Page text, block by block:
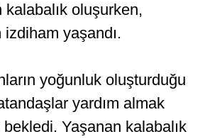
oluşurken,
yaşandı.
yoğunluk oluşturduğu
yardım almak
Yaşanan kalabalık